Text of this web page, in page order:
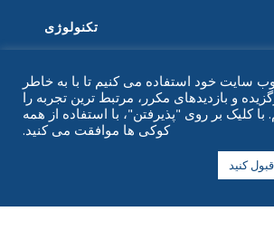
تکنولوژی
درباره
سایت خود استفاده می کنیم تا با به خاطر
و بازدیدهای مکرر، مرتبط ترین تجربه را
با کلیک بر روی "پذیرفتن"، با استفاده از همه
کوکی ها موافقت می کنید.
قبول کنید